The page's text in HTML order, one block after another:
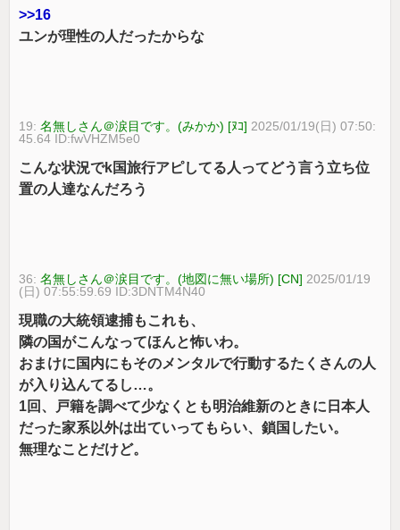
>>16
ユンが理性の人だったからな
19:名無しさん＠涙目です。(みかか) [ﾇｺ] 2025/01/19(日) 07:50:
45.64 ID:fwVHZM5e0
こんな状況でk国旅行アピしてる人ってどう言う立ち位
置の人達なんだろう
36:名無しさん＠涙目です。(地図に無い場所) [CN] 2025/01/19
(日) 07:55:59.69 ID:3DNTM4N40
現職の大統領逮捕もこれも、
隣の国がこんなってほんと怖いわ。
おまけに国内にもそのメンタルで行動するたくさんの人
が入り込んてるし…。
1回、戸籍を調べて少なくとも明治維新のときに日本人
だった家系以外は出ていってもらい、鎖国したい。
無理なことだけど。